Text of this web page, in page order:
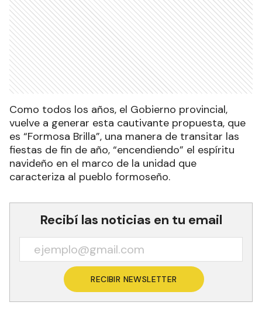
Como todos los años, el Gobierno provincial,
vuelve a generar esta cautivante propuesta, que
es “Formosa Brilla”, una manera de transitar las
fiestas de fin de año, “encendiendo” el espíritu
navideño en el marco de la unidad que
caracteriza al pueblo formoseño.
Recibí las noticias en tu email
RECIBIR NEWSLETTER